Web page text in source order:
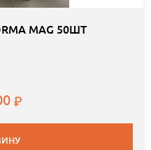
MAG 50ШТ